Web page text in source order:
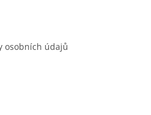
osobních údajů